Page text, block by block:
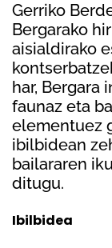
Gerriko
Bergarako
aisialdirako
har, Bergara
faunaz eta
elementuez
ibilbidean
bailararen
ditugu.
Ibilbidea